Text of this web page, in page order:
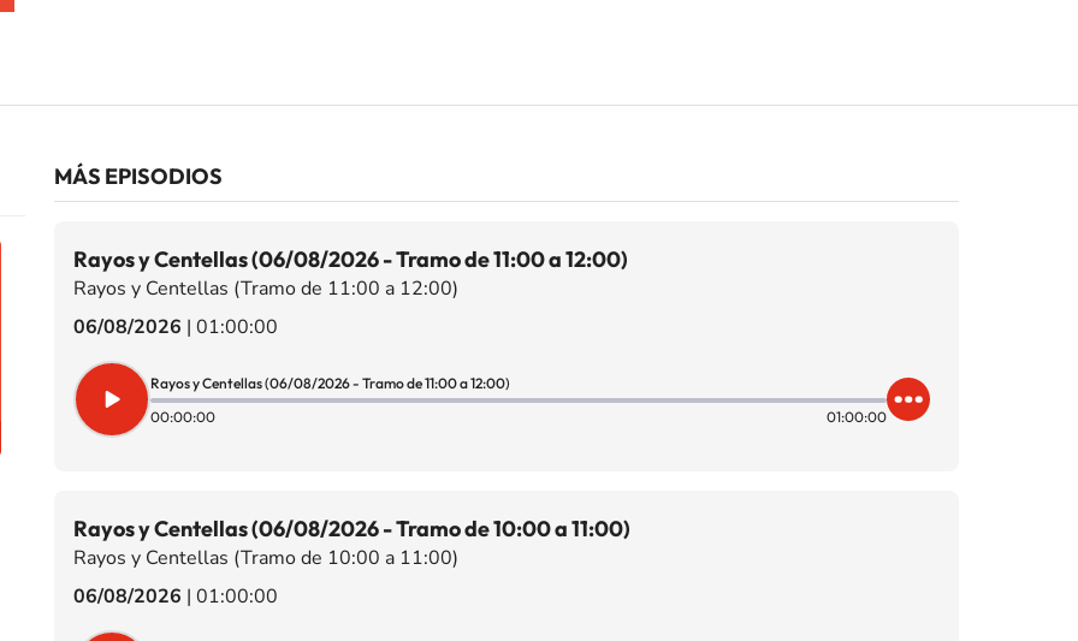
MÁS EPISODIOS
Rayos y Centellas (06/08/2026 - Tramo de 11:00 a 12:00)
Rayos y Centellas (Tramo de 11:00 a 12:00)
06/08/2026 | 01:00:00
Rayos y Centellas (06/08/2026 - Tramo de 11:00 a 12:00)
00:00:00
01:00:00
Rayos y Centellas (06/08/2026 - Tramo de 10:00 a 11:00)
Rayos y Centellas (Tramo de 10:00 a 11:00)
06/08/2026 | 01:00:00